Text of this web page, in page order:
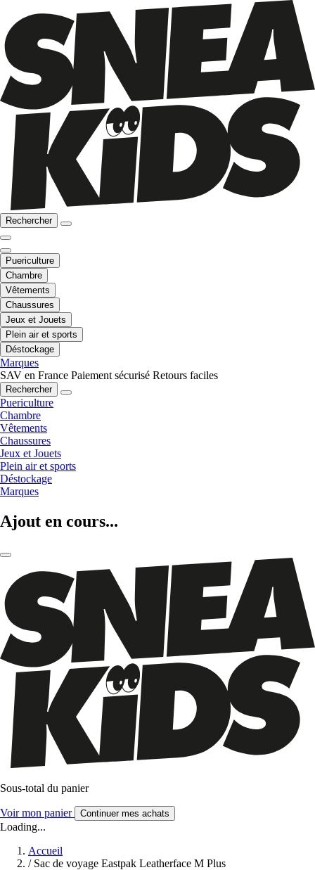
Rechercher
Puericulture
Chambre
Vêtements
Chaussures
Jeux et Jouets
Plein air et sports
Déstockage
Marques
SAV en France Paiement sécurisé Retours faciles
Rechercher
Puericulture
Chambre
Vêtements
Chaussures
Jeux et Jouets
Plein air et sports
Déstockage
Marques
Ajout en cours...
Sous-total du panier
Voir mon panier Continuer mes achats
Loading...
Accueil
/ Sac de voyage Eastpak Leatherface M Plus